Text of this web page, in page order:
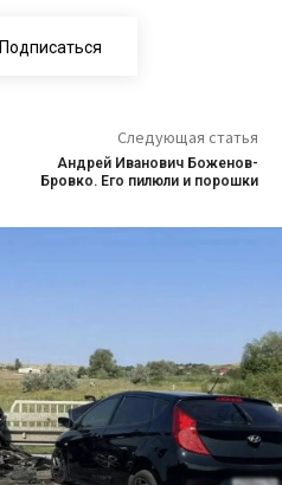
Подписаться
Следующая статья
Андрей Иванович Боженов-
Бровко. Его пилюли и порошки